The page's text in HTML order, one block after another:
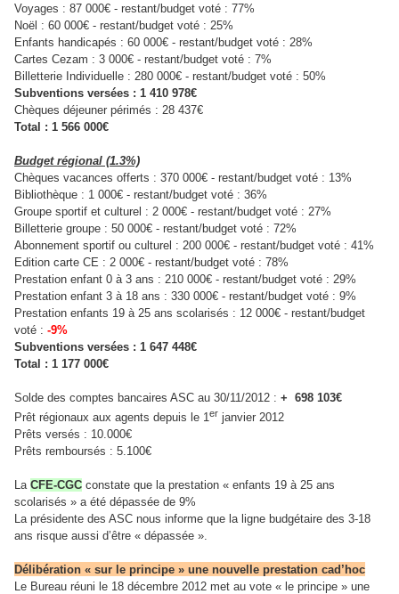
Voyages : 87 000€ - restant/budget voté : 77%
Noël : 60 000€ - restant/budget voté : 25%
Enfants handicapés : 60 000€ - restant/budget voté : 28%
Cartes Cezam : 3 000€ - restant/budget voté : 7%
Billetterie Individuelle : 280 000€ - restant/budget voté : 50%
Subventions versées : 1 410 978€
Chèques déjeuner périmés : 28 437€
Total : 1 566 000€
Budget régional (1.3%)
Chèques vacances offerts : 370 000€ - restant/budget voté : 13%
Bibliothèque : 1 000€ - restant/budget voté : 36%
Groupe sportif et culturel : 2 000€ - restant/budget voté : 27%
Billetterie groupe : 50 000€ - restant/budget voté : 72%
Abonnement sportif ou culturel : 200 000€ - restant/budget voté : 41%
Edition carte CE : 2 000€ - restant/budget voté : 78%
Prestation enfant 0 à 3 ans : 210 000€ - restant/budget voté : 29%
Prestation enfant 3 à 18 ans : 330 000€ - restant/budget voté : 9%
Prestation enfants 19 à 25 ans scolarisés : 12 000€ - restant/budget
voté : -9%
Subventions versées : 1 647 448€
Total : 1 177 000€
Solde des comptes bancaires ASC au 30/11/2012 : + 698 103€
Prêt régionaux aux agents depuis le 1 er janvier 2012
Prêts versés : 10.000€
Prêts remboursés : 5.100€
La CFE-CGC constate que la prestation « enfants 19 à 25 ans
scolarisés » a été dépassée de 9%
La présidente des ASC nous informe que la ligne budgétaire des 3-18
ans risque aussi d’être « dépassée ».
Délibération « sur le principe » une nouvelle prestation cad’hoc
Le Bureau réuni le 18 décembre 2012 met au vote « le principe » une